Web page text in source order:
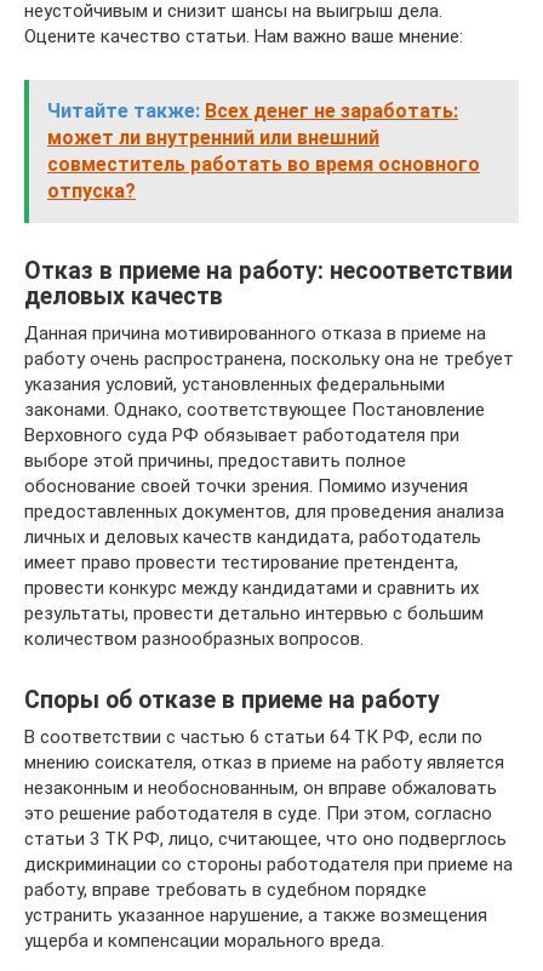
неустойчивым и снизит шансы на выигрыш дела.
Оцените качество статьи. Нам важно ваше мнение:
Читайте также: Всех денег не заработать:
может ли внутренний или внешний
совместитель работать во время основного
отпуска?
Отказ в приеме на работу: несоответствии
деловых качеств
Данная причина мотивированного отказа в приеме на
работу очень распространена, поскольку она не требует
указания условий, установленных федеральными
законами. Однако, соответствующее Постановление
Верховного суда РФ обязывает работодателя при
выборе этой причины, предоставить полное
обоснование своей точки зрения. Помимо изучения
предоставленных документов, для проведения анализа
личных и деловых качеств кандидата, работодатель
имеет право провести тестирование претендента,
провести конкурс между кандидатами и сравнить их
результаты, провести детально интервью с большим
количеством разнообразных вопросов.
Споры об отказе в приеме на работу
В соответствии с частью 6 статьи 64 ТК РФ, если по
мнению соискателя, отказ в приеме на работу является
незаконным и необоснованным, он вправе обжаловать
это решение работодателя в суде. При этом, согласно
статьи 3 ТК РФ, лицо, считающее, что оно подверглось
дискриминации со стороны работодателя при приеме на
работу, вправе требовать в судебном порядке
устранить указанное нарушение, а также возмещения
ущерба и компенсации морального вреда.